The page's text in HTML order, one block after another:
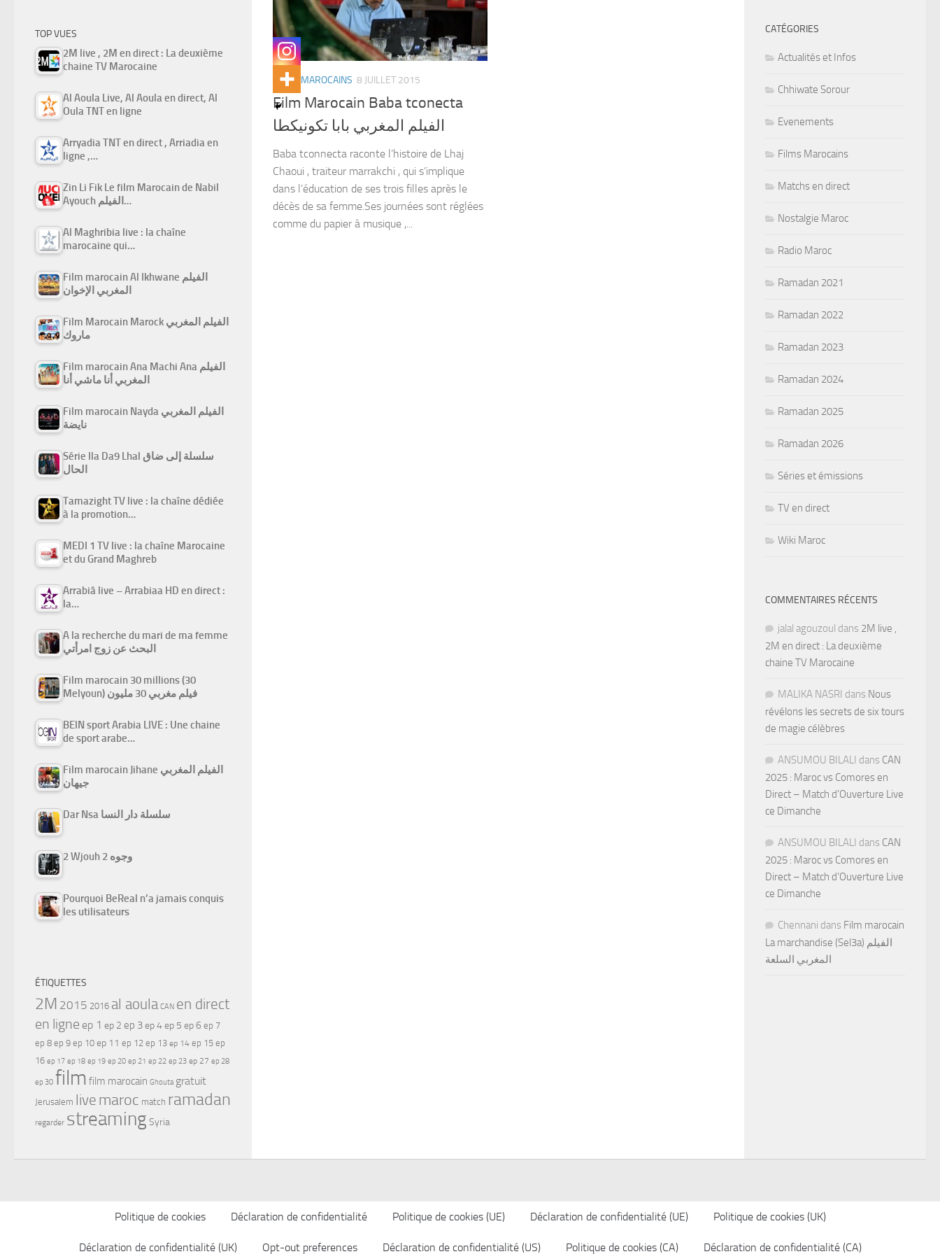
FILMS MAROCAINS 8 JUILLET 2015
Film Marocain Baba tconecta
الفيلم المغربي بابا تكونيكطا
Baba tconnecta raconte l’histoire de Lhaj
Chaoui , traiteur marrakchi , qui s’implique
dans l’éducation de ses trois filles après le
décès de sa femme.Ses journées sont réglées
comme du papier à musique ,...
TOP VUES
2M live , 2M en direct : La deuxième
chaine TV Marocaine
Al Aoula Live, Al Aoula en direct, Al
Oula TNT en ligne
Arryadia TNT en direct , Arriadia en
ligne ,…
Zin Li Fik Le film Marocain de Nabil
Ayouch الفيلم…
Al Maghribia live : la chaîne
marocaine qui…
Film marocain Al Ikhwane الفيلم
المغربي الإخوان
Film Marocain Marock الفيلم المغربي
ماروك
Film marocain Ana Machi Ana الفيلم
المغربي أنا ماشي أنا
Film marocain Nayda الفيلم المغربي
نايضة
Série Ila Da9 Lhal سلسلة إلى ضاق
الحال
Tamazight TV live : la chaîne dédiée
à la promotion…
MEDI 1 TV live : la chaîne Marocaine
et du Grand Maghreb
Arrabiâ live – Arrabiaa HD en direct :
la…
A la recherche du mari de ma femme
البحث عن زوج امرأتي
Film marocain 30 millions (30
Melyoun) فيلم مغربي 30 مليون
BEIN sport Arabia LIVE : Une chaine
de sport arabe…
Film marocain Jihane الفيلم المغربي
جيهان
Dar Nsa سلسلة دار النسا
2 Wjouh 2 وجوه
Pourquoi BeReal n’a jamais conquis
les utilisateurs
ÉTIQUETTES
2M 2015 2016 al aoula CAN en direct
en ligne ep 1 ep 2 ep 3ep 4ep 5 ep 6 ep 7
ep 8 ep 9 ep 10 ep 11 ep 12 ep 13 ep 14 ep 15 ep
16 ep 17 ep 18 ep 19 ep 20 ep 21 ep 22 ep 23 ep 27 ep 28
ep 30 film film marocain Ghouta gratuit
Jerusalem live maroc match ramadan
regarder streamingSyria
CATÉGORIES
Actualités et Infos
Chhiwate Sorour
Evenements
Films Marocains
Matchs en direct
Nostalgie Maroc
Radio Maroc
Ramadan 2021
Ramadan 2022
Ramadan 2023
Ramadan 2024
Ramadan 2025
Ramadan 2026
Séries et émissions
TV en direct
Wiki Maroc
COMMENTAIRES RÉCENTS
jalal agouzoul dans 2M live ,
2M en direct : La deuxième
chaine TV Marocaine
MALIKA NASRI dans Nous
révélons les secrets de six tours
de magie célèbres
ANSUMOU BILALI dans CAN
2025 : Maroc vs Comores en
Direct – Match d’Ouverture Live
ce Dimanche
ANSUMOU BILALI dans CAN
2025 : Maroc vs Comores en
Direct – Match d’Ouverture Live
ce Dimanche
Chennani dans Film marocain
La marchandise (Sel3a) الفيلم
المغربي السلعة
Politique de cookies Déclaration de confidentialité Politique de cookies (UE) Déclaration de confidentialité (UE) Politique de cookies (UK)
Déclaration de confidentialité (UK) Opt-out preferences Déclaration de confidentialité (US) Politique de cookies (CA) Déclaration de confidentialité (CA)